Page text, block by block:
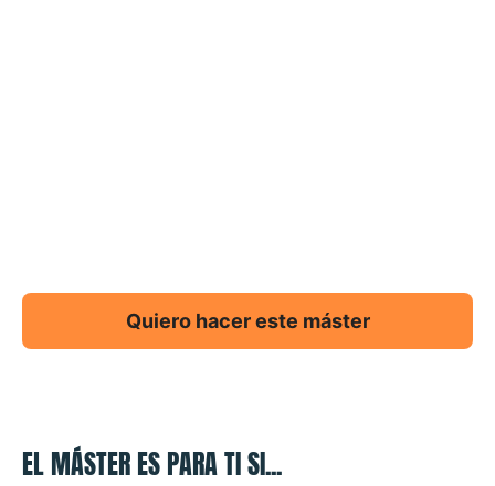
Quiero hacer este máster
EL MÁSTER ES PARA TI SI...